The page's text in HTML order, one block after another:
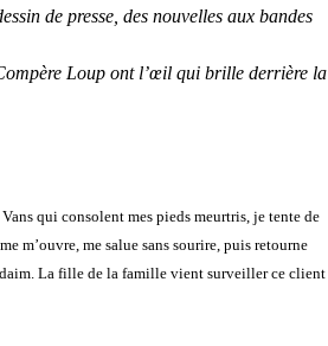
de presse, des nouvelles aux bandes
Loup ont l’œil qui brille derrière la
qui consolent mes pieds meurtris, je tente de
m’ouvre, me salue sans sourire, puis retourne
daim. La fille de la famille vient surveiller ce client